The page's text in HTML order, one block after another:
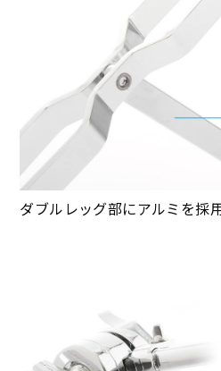
ダブルレッグ部にアルミを採用